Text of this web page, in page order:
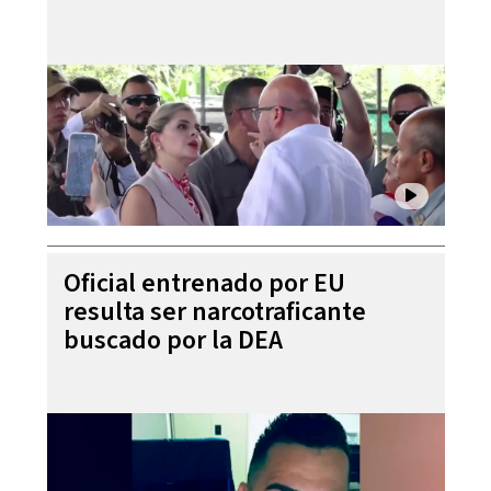
Oficial entrenado por EU
resulta ser narcotraficante
buscado por la DEA